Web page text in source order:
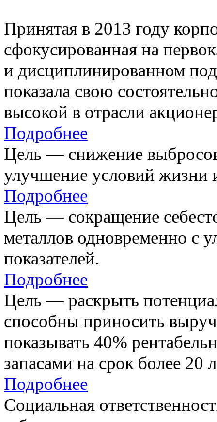
Принятая в 2013 году
сфокусированная на
и дисциплинированном
показала свою
высокой в отрасли
Подробнее
Цель — снижение
улучшение условий жизни
Подробнее
Цель — сокращение
металлов одновременно с
показателей.
Подробнее
Цель — раскрыть
способны приносить
показывать 40%
запасами на срок более 20
Подробнее
Социальная